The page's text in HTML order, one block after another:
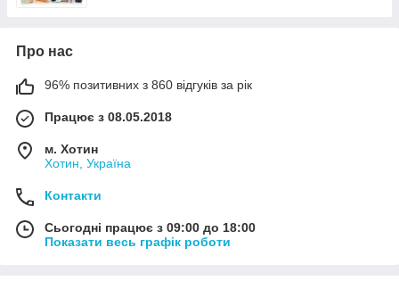
Про нас
96% позитивних з 860 відгуків за рік
Працює з 08.05.2018
м. Хотин
Хотин, Україна
Контакти
Сьогодні працює з 09:00 до 18:00
Показати весь графік роботи